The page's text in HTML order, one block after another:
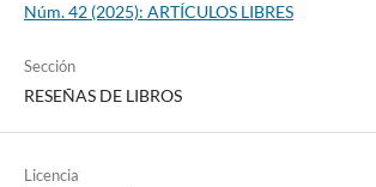
Núm. 42 (2025): ARTÍCULOS LIBRES
Sección
RESEÑAS DE LIBROS
Licencia